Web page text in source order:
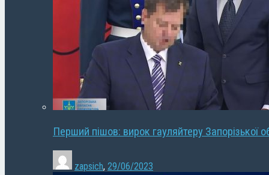
Перший пішов: вирок гауляйтеру Запорізької
zapsich, 29/06/2023